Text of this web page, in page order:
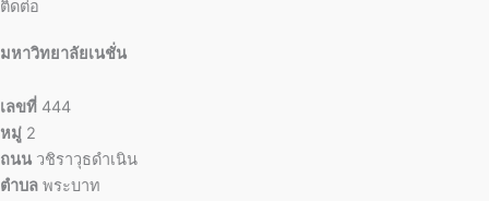
ติดต่อ
มหาวิทยาลัยเนชั่น
เลขที่ 444
หมู่ 2
ถนน วชิราวุธดำเนิน
ตำบล พระบาท